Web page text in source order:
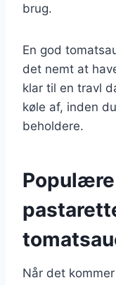
brug.
En god
det nemt at
klar til en travl
køle af, inden
beholdere.
Når det